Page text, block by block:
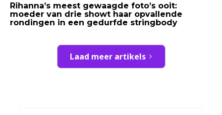
Rihanna’s meest gewaagde foto’s ooit:
moeder van drie showt haar opvallende
rondingen in een gedurfde stringbody
Laad meer artikels